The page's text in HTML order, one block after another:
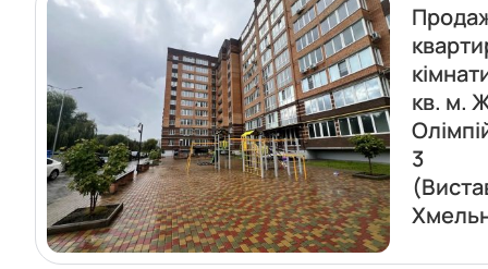
кв. м.
3